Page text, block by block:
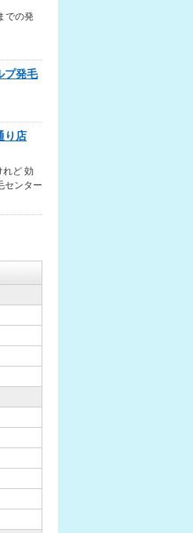
での発
プ発毛
り店
れど 効
センター